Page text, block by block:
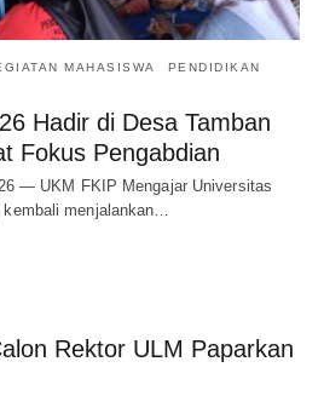
MAHASISWA PENDIDIKAN
Hadir di Desa Tamban
Fokus Pengabdian
— UKM FKIP Mengajar Universitas
menjalankan…
Rektor ULM Paparkan